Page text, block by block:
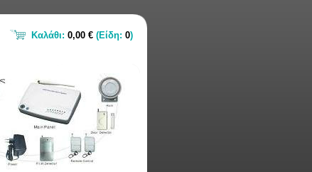
Καλάθι: 0,00 € (Είδη: 0)